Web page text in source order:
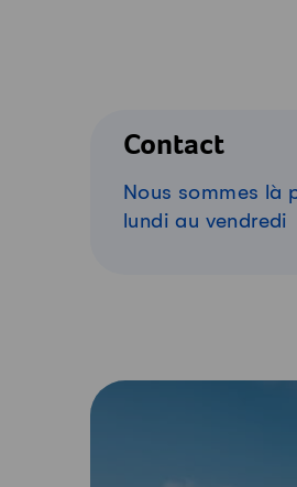
Contact
Nous sommes là
lundi au vendredi